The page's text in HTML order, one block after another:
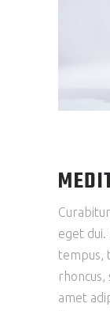
eget dui.
tempus,
amet